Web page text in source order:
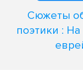
Сюжеты
поэтики :